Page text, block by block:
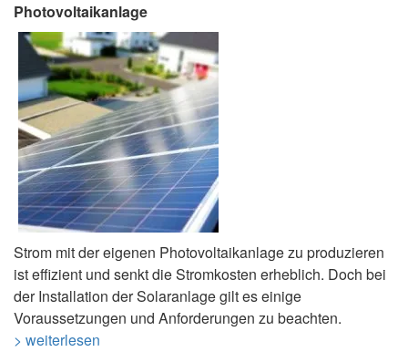
Photovoltaikanlage
Strom mit der eigenen Photovoltaikanlage zu produzieren
ist effizient und senkt die Stromkosten erheblich. Doch bei
der Installation der Solaranlage gilt es einige
Voraussetzungen und Anforderungen zu beachten.
> weiterlesen